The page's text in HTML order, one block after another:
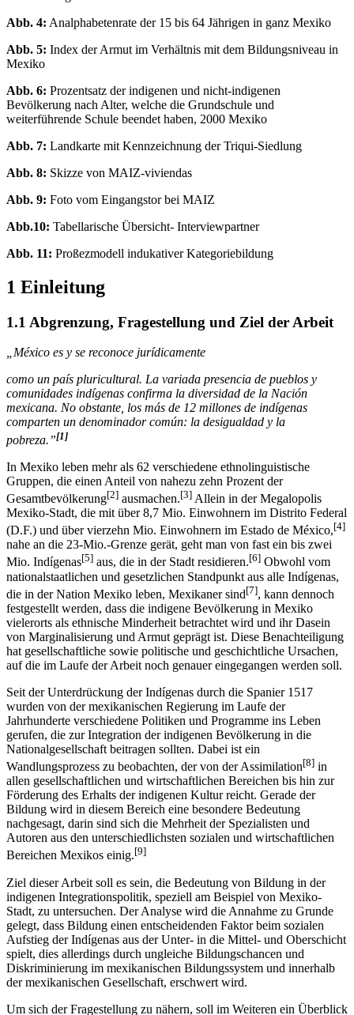
Abb. 5:
Abb. 6:Prozentsatz der indigenen und nicht-indigenen
Bevölkerung nach Alter, welche die Grundschule und
1 Einleitung
1.1 Abgrenzung, Fragestellung und Ziel der Arbeit
como un país pluricultural. La variada presencia de pueblos y
comunidades indígenas confirma la diversidad de la Nación
mexicana. No obstante, los más de 12 millones de indígenas
comparten un denominador común: la desigualdad y la
In Mexiko leben mehr als 62 verschiedene ethnolinguistische
Gruppen, die einen Anteil von nahezu zehn Prozent der
Gesamtbevölkerung[2]ausmachen.[3]Allein in der Megalopolis
Mexiko-Stadt, die mit über 8,7 Mio. Einwohnern im Distrito Federal
(D.F.) und über vierzehn Mio. Einwohnern im Estado de México,
nahe an die 23-Mio.-Grenze gerät, geht man von fast ein bis zwei
Mio. Indígenas[5]aus, die in der Stadt residieren.[6]Obwohl vom
nationalstaatlichen und gesetzlichen Standpunkt aus alle Indígenas,
die in der Nation Mexiko leben, Mexikaner sind[7], kann dennoch
festgestellt werden, dass die indigene Bevölkerung in Mexiko
vielerorts als ethnische Minderheit betrachtet wird und ihr Dasein
von Marginalisierung und Armut geprägt ist. Diese Benachteiligung
hat gesellschaftliche sowie politische und geschichtliche Ursachen,
Seit der Unterdrückung der Indígenas durch die Spanier 1517
wurden von der mexikanischen Regierung im Laufe der
Jahrhunderte verschiedene Politiken und Programme ins Leben
gerufen, die zur Integration der indigenen Bevölkerung in die
Nationalgesellschaft beitragen sollten. Dabei ist ein
Wandlungsprozess zu beobachten, der von der Assimilation[8] in
allen gesellschaftlichen und wirtschaftlichen Bereichen bis hin zur
Förderung des Erhalts der indigenen Kultur reicht. Gerade der
Bildung wird in diesem Bereich eine besondere Bedeutung
nachgesagt, darin sind sich die Mehrheit der Spezialisten und
Autoren aus den unterschiedlichsten sozialen und wirtschaftlichen
Ziel dieser Arbeit soll es sein, die Bedeutung von Bildung in der
indigenen Integrationspolitik, speziell am Beispiel von Mexiko-
Stadt, zu untersuchen. Der Analyse wird die Annahme zu Grunde
gelegt, dass Bildung einen entscheidenden Faktor beim sozialen
Aufstieg der Indígenas aus der Unter- in die Mittel- und Oberschicht
spielt, dies allerdings durch ungleiche Bildungschancen und
Diskriminierung im mexikanischen Bildungssystem und innerhalb